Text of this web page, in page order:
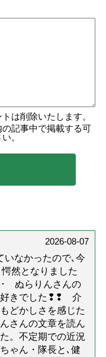
は削除いたします。
記事中で掲載する可
。
2026-08-07
いなかったので､今
然となりました
ぬらりんさんの
好きでした❢❢ 介
どかしさを感じた
さんの文章を読ん
。不定期での近況
ゃん・隊長と､健